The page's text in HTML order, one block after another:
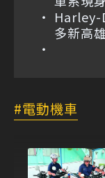
Harley-
多新高
電動機車